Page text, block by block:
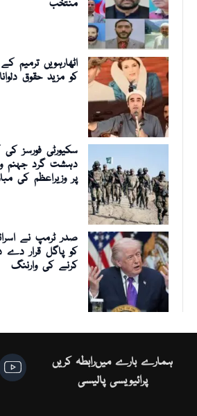
منتخب
اٹھارہویں ترمیم
کو مزید حقوق
دہشت گرد جہنم
پر وزیراعظم کی
صدر ٹرمپ نے
کو پاگل قرار دے
کرنے کی وارننگ
رابطہ کریںہمارے بارے میں
پرائیویسی پالیسی